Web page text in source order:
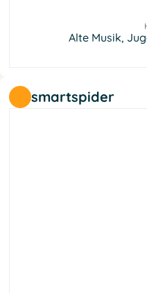
Alte Musik,
smartspider